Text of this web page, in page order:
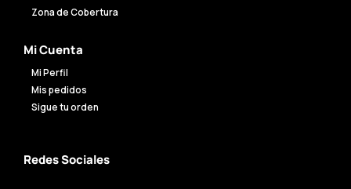
Zona de Cobertura
Mi Cuenta
Mi Perfil
Mis pedidos
Sigue tu orden
Redes Sociales